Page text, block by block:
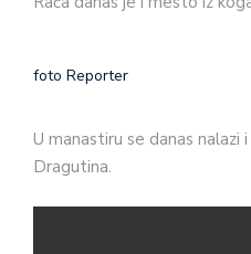
foto Reporter
U manastiru se danas
Dragutina.